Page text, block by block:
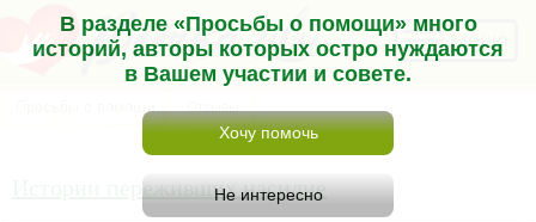
В разделе «Просьбы о помощи» много
историй, авторы которых остро нуждаются
в Вашем участии и совете.
Меню
Истории переживших насилие